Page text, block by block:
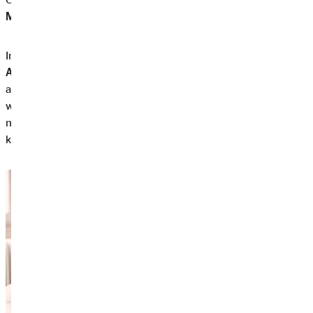
Minus bist
In diesem Fall ist es unbedingt notwendig, dass du deine
Ausgaben genau unter die Lupe nimmst
angelegten Kategorien kannst du schnell feststellen, an
welchen Stellen du das meiste ausgegeben hast und wo
möglicherweise unnötige Ausgaben anfallen, die du vermeiden
könntest.